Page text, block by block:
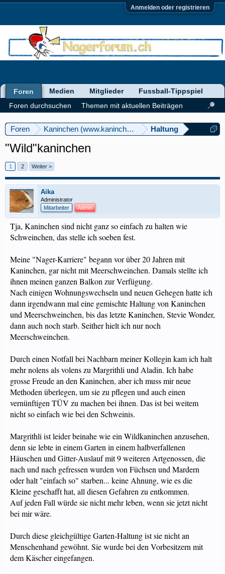
Anmelden oder registrieren
Foren Kaninchen (www.kaninchenforum.ch)
Haltung
"Wild"kaninchen
1 2 Weiter >
Aika
Administrator
Mitarbeiter
Admin
Tja, Kaninchen sind nicht ganz so einfach zu halten wie
Schweinchen, das stelle ich soeben fest.
Meine "Nager-Karriere" begann vor über 20 Jahren mit
Kaninchen, gar nicht mit Meerschweinchen. Damals stellte ich
ihnen meinen ganzen Balkon zur Verfügung.
Nach einigen Wohnungswechseln und neuen Gehegen hatte ich
dann irgendwann mal eine gemischte Haltung von Kaninchen
und Meerschweinchen, bis das letzte Kaninchen, Stevie Wonder,
dann auch noch starb. Seither hielt ich nur noch
Meerschweinchen.
Durch einen Notfall bei Nachbarn meiner Kollegin kam ich halt
mehr nolens als volens zu Margrithli und Aladin. Ich habe
grosse Freude an den Kaninchen, aber ich muss mir neue
Methoden überlegen, um sie zu pflegen und auch einen
vernünftigen TÜV zu machen bei ihnen. Das ist bei weitem
nicht so einfach wie bei den Schweinis.
Margrithli ist leider beinahe wie ein Wildkaninchen anzusehen,
denn sie lebte in einem Garten in einem halbverfallenen
Häuschen und Gitter-Auslauf mit 9 weiteren Artgenossen, die
nach und nach gefressen wurden von Füchsen und Mardern
oder halt "einfach so" starben... keine Ahnung, wie es die
Kleine geschafft hat, all diesen Gefahren zu entkommen.
Auf jeden Fall würde sie nicht mehr leben, wenn sie jetzt nicht
bei mir wäre.
Durch diese gleichgültige Garten-Haltung ist sie nicht an
Menschenhand gewöhnt. Sie wurde bei den Vorbesitzern mit
dem Käscher eingefangen.
Foren
Foren durchsuchen
Themen mit aktuellen Beiträgen
Medien Mitglieder Fussball-Tippspiel